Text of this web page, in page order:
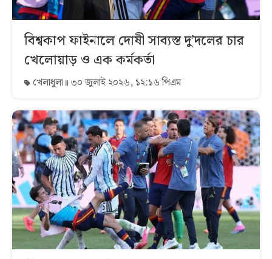
বিশ্বকাপ ফাইনালে দোষী সাব্যস্ত দু’দলের চার
খেলোয়াড় ও এক কর্মকর্তা
খেলাধুলা ৩০ জুলাই ২০২৬, ১২:১৬ পিএম